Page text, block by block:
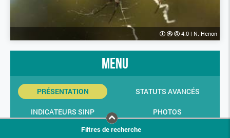
4.0 | N. Henon
menu
PRÉSENTATION STATUTS AVANCÉS
INDICATEURS SINP
PHOTOS
Filtres de recherche